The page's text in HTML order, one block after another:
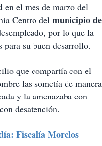
en el mes de marzo del
Centro del municipio de
por lo que la
para su buen desarrollo.
que compartía con el
las sometía de manera
y la amenazaba con
desatención.
Fiscalía Morelos